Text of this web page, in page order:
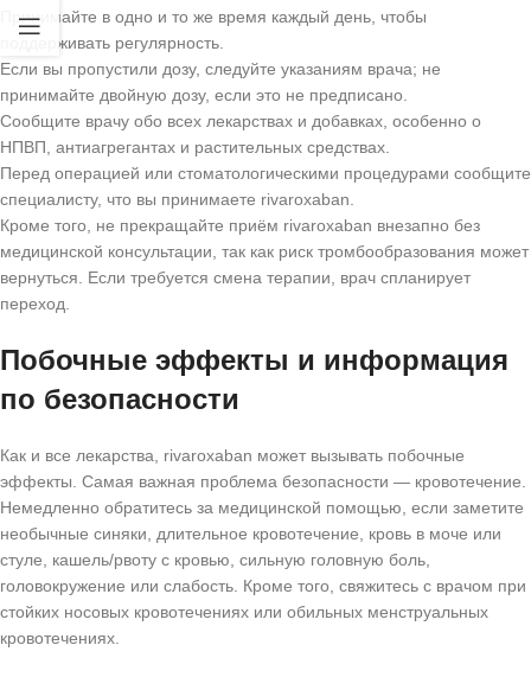
Принимайте в одно и то же время каждый день, чтобы
поддерживать регулярность.
Если вы пропустили дозу, следуйте указаниям врача; не
принимайте двойную дозу, если это не предписано.
Сообщите врачу обо всех лекарствах и добавках, особенно о
НПВП, антиагрегантах и растительных средствах.
Перед операцией или стоматологическими процедурами сообщите
специалисту, что вы принимаете rivaroxaban.
Кроме того, не прекращайте приём rivaroxaban внезапно без
медицинской консультации, так как риск тромбообразования может
вернуться. Если требуется смена терапии, врач спланирует
переход.
Побочные эффекты и информация
по безопасности
Как и все лекарства, rivaroxaban может вызывать побочные
эффекты. Самая важная проблема безопасности — кровотечение.
Немедленно обратитесь за медицинской помощью, если заметите
необычные синяки, длительное кровотечение, кровь в моче или
стуле, кашель/рвоту с кровью, сильную головную боль,
головокружение или слабость. Кроме того, свяжитесь с врачом при
стойких носовых кровотечениях или обильных менструальных
кровотечениях.